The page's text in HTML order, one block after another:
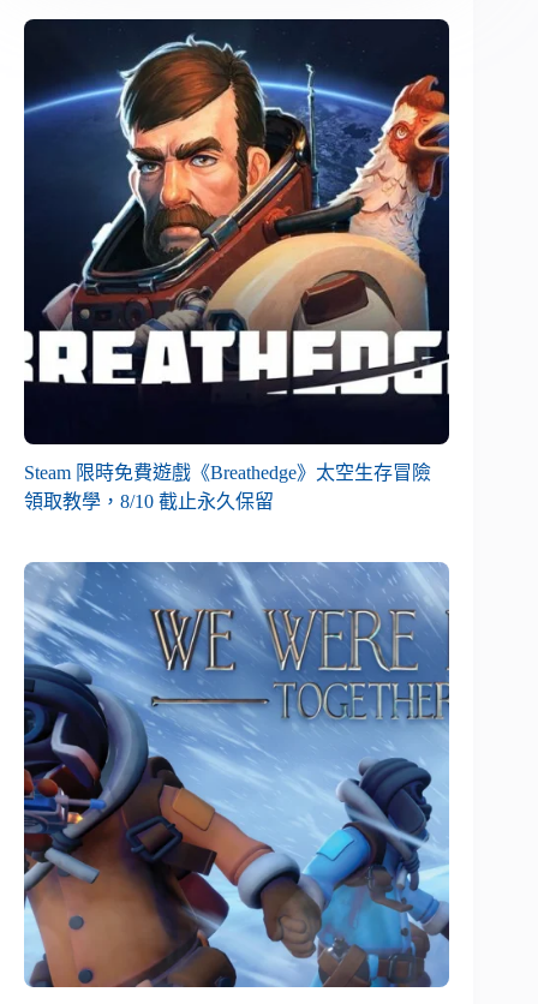
Steam 限時免費遊戲《Breathedge》太空生存冒險
領取教學，8/10 截止永久保留